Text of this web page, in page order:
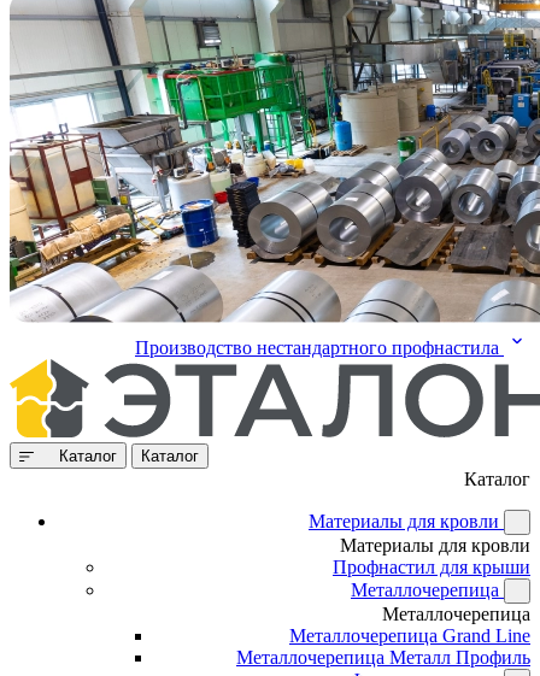
Производство нестандартного профнастила
Каталог Каталог
Каталог
Материалы для кровли
Материалы для кровли
Профнастил для крыши
Металлочерепица
Металлочерепица
Металлочерепица Grand Line
Металлочерепица Металл Профиль